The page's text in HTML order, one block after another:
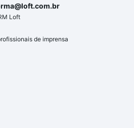
Loft
de imprensa